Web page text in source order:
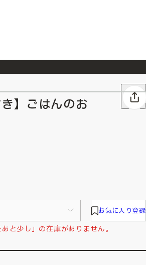
『ONE PIECE magazine 021 ONE PIECEカード付き同梱版』発売延期のご案内
】ごはんのお
お気に入り登録
と少し」の在庫がありません。